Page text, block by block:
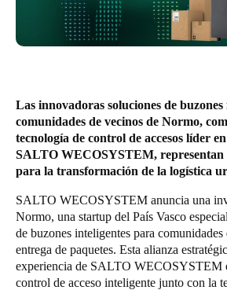
Netherlands
NederlandsEnglish
Belgium
FrançaisNederlandsEnglish
Spain
Las innovadoras soluciones de
comunidades de vecinos de Normo,
tecnología de control de accesos líder
SALTO WECOSYSTEM,
para la transformación de la logística
SALTO WECOSYSTEM anuncia una
Normo, una startup del País Vasco
de buzones inteligentes para comunidades
entrega de paquetes. Esta alianza
experiencia de SALTO WECOSYSTEM
control de acceso inteligente junto con la